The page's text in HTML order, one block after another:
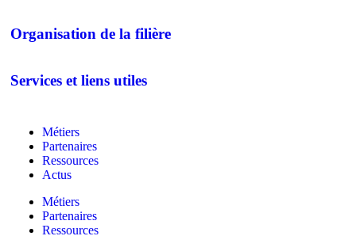
Organisation de la filière
Services et liens utiles
Métiers
Partenaires
Ressources
Actus
Métiers
Partenaires
Ressources